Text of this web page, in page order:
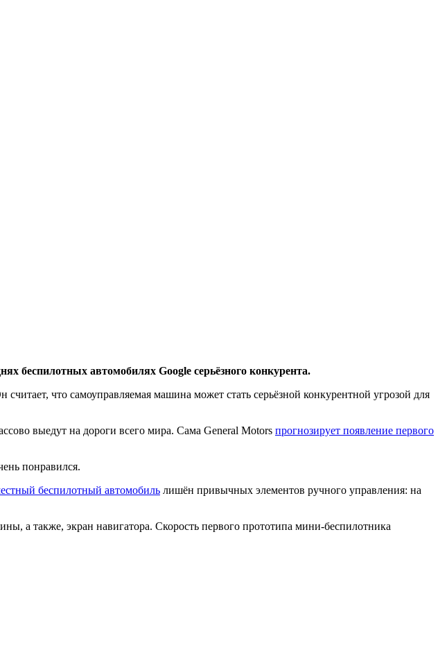
беспилотных автомобилях Google серьёзного конкурента.
что самоуправляемая машина может стать серьёзной конкурентной угрозой для
выедут на дороги всего мира. Сама General Motors прогнозирует появление первого
понравился.
беспилотный автомобиль лишён привычных элементов ручного управления: на
а также, экран навигатора. Скорость первого прототипа мини-беспилотника